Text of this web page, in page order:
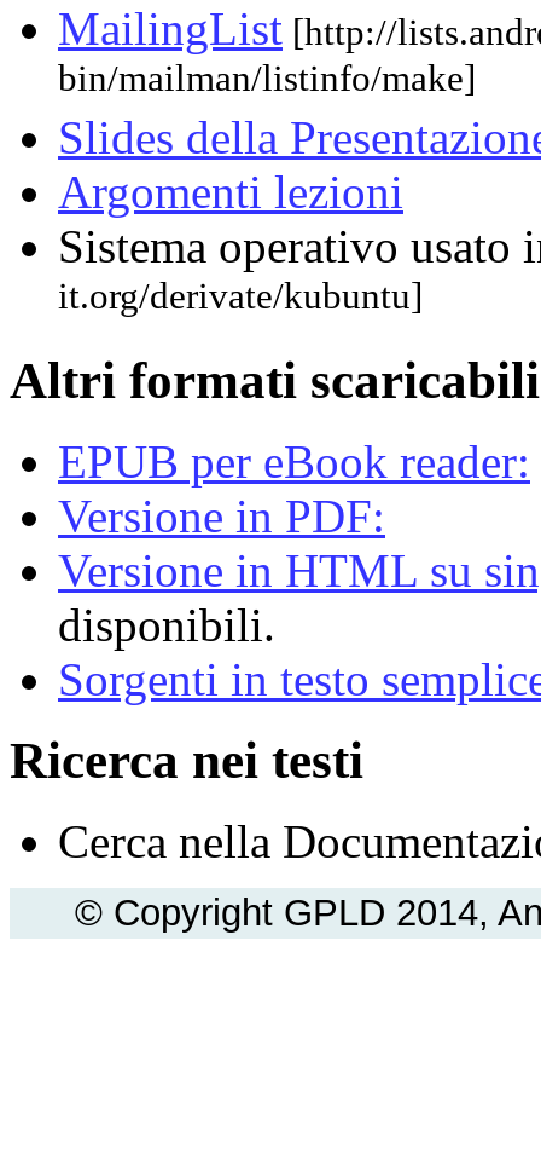
MailingList [http://
bin/mailman/listinfo/make]
Slides della
Argomenti lezioni
Sistema operativo usato
it.org/derivate/kubuntu]
Altri formati scaricabili
EPUB per eBook reader:
Versione in PDF:
Versione in HTML su
disponibili.
Sorgenti in testo
Ricerca nei testi
Cerca nella
© Copyright GPLD 2014,